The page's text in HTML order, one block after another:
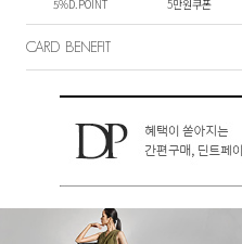
5%D.POINT
5만원쿠폰
CARD BENEFIT